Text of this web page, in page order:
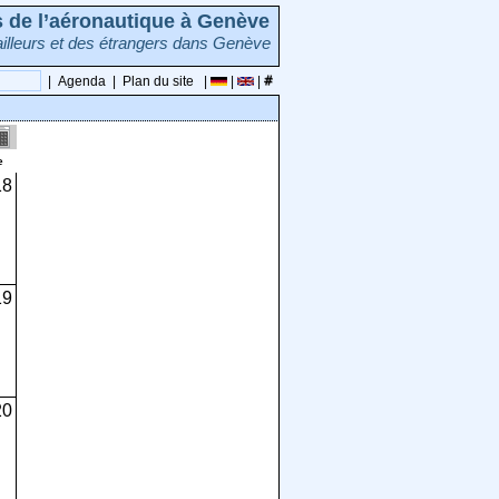
l’aéronautique à Genève
et des étrangers dans Genève
Agenda Plan du site